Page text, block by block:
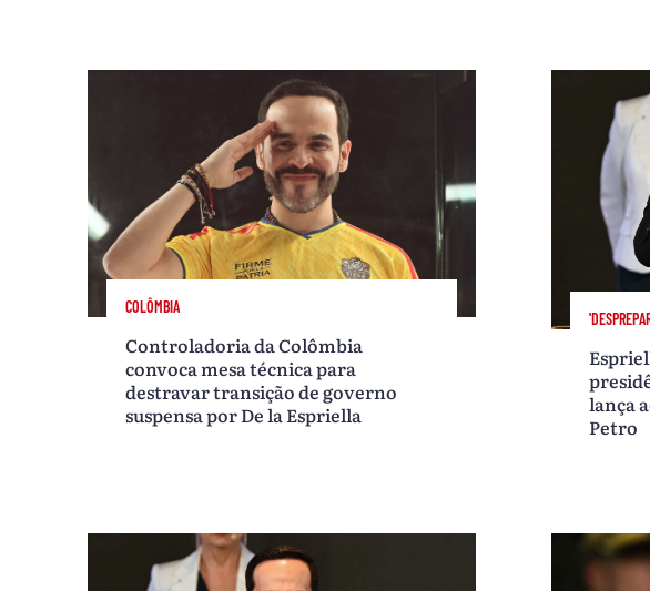
COLÔMBIA
Controladoria da Colômbia
convoca mesa técnica para
destravar transição de governo
suspensa por De la Espriella
lança
Petro